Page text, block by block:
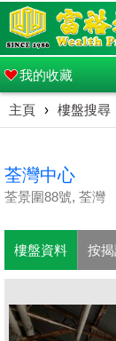
我的收藏
主頁 › 樓盤搜尋
荃灣中心
荃景圍88號, 荃灣
樓盤資料 按